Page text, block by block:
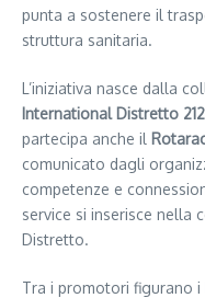
punta a sostenere il
struttura sanitaria.
L’iniziativa nasce dalla
International Distretto
partecipa anche il
comunicato dagli
competenze e
service si inserisce nella
Distretto.
Tra i promotori figurano i